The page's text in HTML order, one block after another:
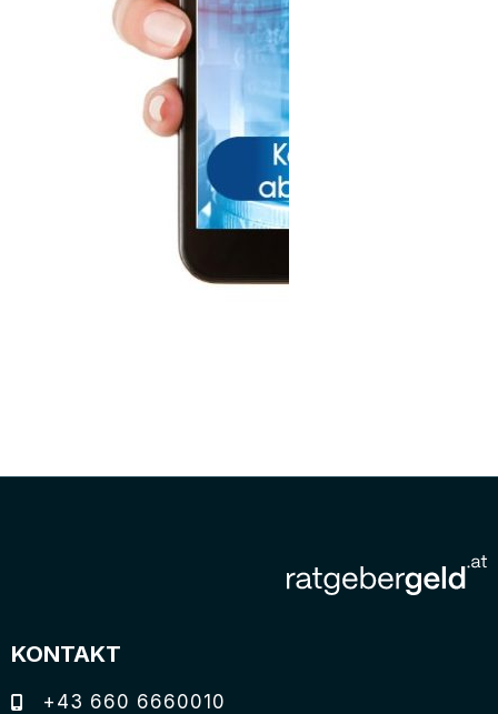
KONTAKT
+43 660 6660010